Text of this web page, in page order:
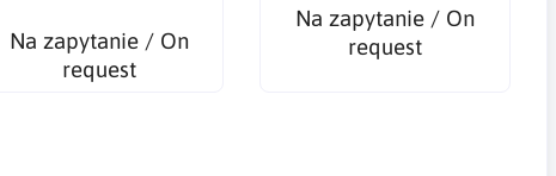
Na zapytanie / On
request
Na zapytanie / On
request